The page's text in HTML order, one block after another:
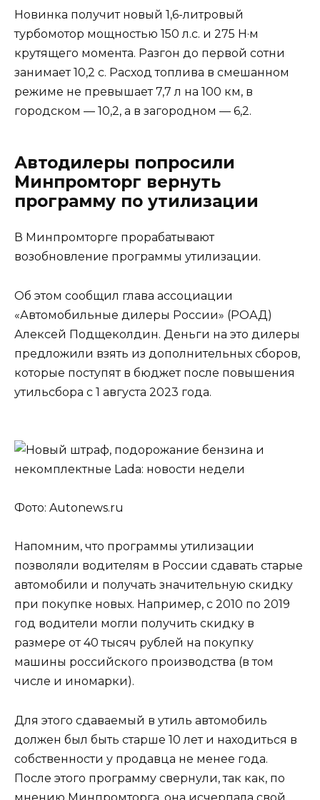
Новинка получит новый 1,6-литровый
турбомотор мощностью 150 л.с. и 275 Н·м
крутящего момента. Разгон до первой сотни
занимает 10,2 с. Расход топлива в смешанном
режиме не превышает 7,7 л на 100 км, в
городском — 10,2, а в загородном — 6,2.
Автодилеры попросили
Минпромторг вернуть
программу по утилизации
В Минпромторге прорабатывают
возобновление программы утилизации.
Об этом сообщил глава ассоциации
«Автомобильные дилеры России» (РОАД)
Алексей Подщеколдин. Деньги на это дилеры
предложили взять из дополнительных сборов,
которые поступят в бюджет после повышения
утильсбора с 1 августа 2023 года.
Фото: Autonews.ru
Напомним, что программы утилизации
позволяли водителям в России сдавать старые
автомобили и получать значительную скидку
при покупке новых. Например, с 2010 по 2019
год водители могли получить скидку в
размере от 40 тысяч рублей на покупку
машины российского производства (в том
числе и иномарки).
Для этого сдаваемый в утиль автомобиль
должен был быть старше 10 лет и находиться в
собственности у продавца не менее года.
После этого программу свернули, так как, по
мнению Минпромторга, она исчерпала свой